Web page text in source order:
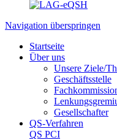
Navigation überspringen
Startseite
Über uns
Unsere Ziele/
Geschäftsstelle
Gesellschafter
QS-Verfahren
QS PCI